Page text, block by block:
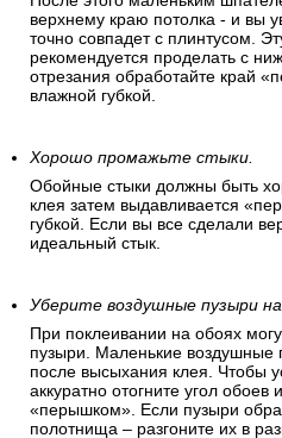
верхнему краю потолка - и вы
точно совпадет с плинтусом.
рекомендуется проделать с
отрезания обработайте край
влажной губкой.
Хорошо промажьте стыки.
Обойные стыки должны быть
клея затем выдавливается
губкой. Если вы все сделали
идеальный стык.
Уберите воздушные пузыри на
При поклеивании на обоях
пузыри. Маленькие воздушные
после высыхания клея. Чтобы
аккуратно отогните угол обоев
«перышком». Если пузыри
полотнища – разгоните их в